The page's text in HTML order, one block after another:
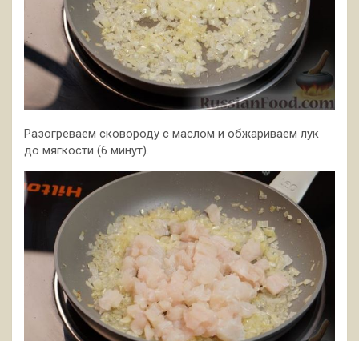
Разогреваем сковороду с маслом и обжариваем лук
до мягкости (6 минут).